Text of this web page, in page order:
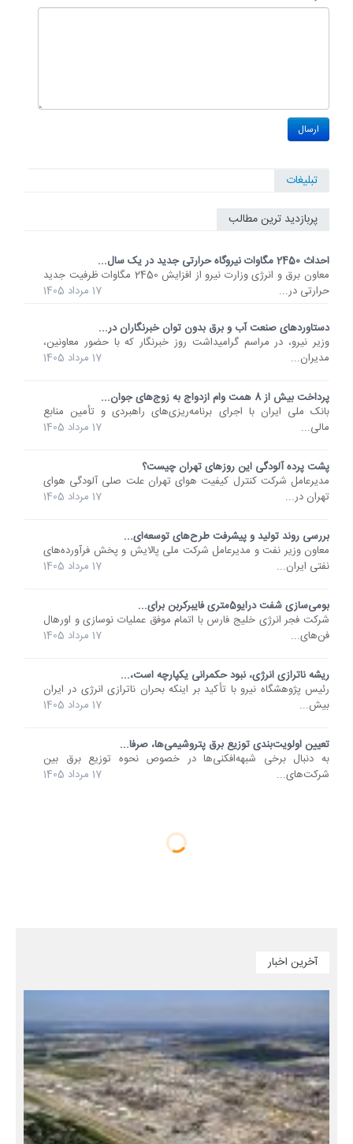
تبلیغات
پربازدید ترین مطالب
احداث 2450 مگاوات نیروگاه حرارتی جدید در یک سال...
معاون برق و انرژی وزارت نیرو از افزایش 2450 مگاوات ظرفیت جدید
حرارتی در...
17 مرداد 1405
دستاوردهای صنعت آب و برق بدون توان خبرنگاران در...
وزیر نیرو، در مراسم گرامیداشت روز خبرنگار که با حضور معاونین،
مدیران...
17 مرداد 1405
پرداخت بیش از 8 همت وام ازدواج به زوج‌های جوان...
بانک ملی ایران با اجرای برنامه‌ریزی‌های راهبردی و تأمین منابع
مالی...
17 مرداد 1405
پشت پرده آلودگی این روزهای تهران چیست؟
مدیرعامل شرکت کنترل کیفیت هوای تهران علت صلی آلودگی هوای
تهران در...
17 مرداد 1405
بررسی روند تولید و پیشرفت طرح‌های توسعه‌ای...
معاون وزیر نفت و مدیرعامل شرکت ملی پالایش و پخش فرآورده‌های
نفتی ایران...
17 مرداد 1405
بومی‌سازی شفت درایو5متری فایبرکربن برای...
شرکت فجر انرژی خلیج فارس با اتمام موفق عملیات نوسازی و اورهال
فن‌های...
17 مرداد 1405
ریشه ناترازی انرژی، نبود حکمرانی یکپارچه است،...
رئیس پژوهشگاه نیرو با تأکید بر اینکه بحران ناترازی انرژی در ایران
بیش...
17 مرداد 1405
تعیین اولویت‌بندی توزیع برق پتروشیمی‌ها، صرفا...
به دنبال برخی شبهه‌افکنی‌ها در خصوص نحوه توزیع برق بین
شرکت‌های...
17 مرداد 1405
آخرین اخبار